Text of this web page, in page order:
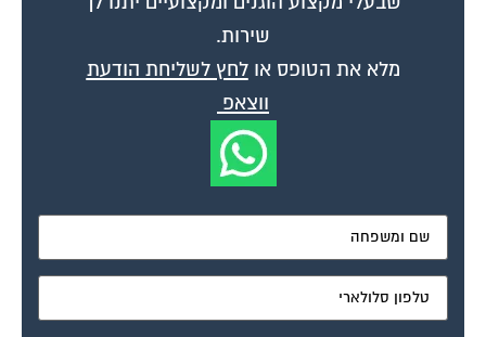
שירות.
מלא את הטופס אולחץ לשליחת הודעת
ווצאפ